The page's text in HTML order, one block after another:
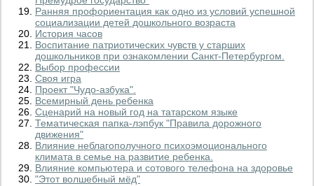
Ранняя профориентация как одно из условий успешной
социализации детей дошкольного возраста
История часов
Воспитание патриотических чувств у старших
дошкольников при ознакомлении Санкт-Петербургом.
Выбор профессии
Своя игра
Проект "Чудо-азбука".
Всемирный день ребенка
Сценарий на новый год на татарском языке
Тематическая папка-лэпбук "Правила дорожного
движения"
Влияние неблагополучного психоэмоционального
климата в семье на развитие ребенка.
Влияние компьютера и сотового телефона на здоровье
"Этот волшебный мёд"